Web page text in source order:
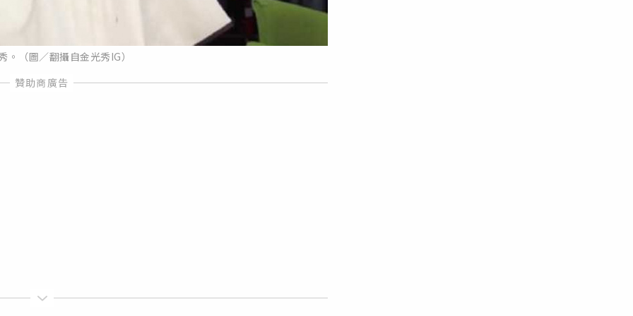
（圖／翻攝自金光秀IG）